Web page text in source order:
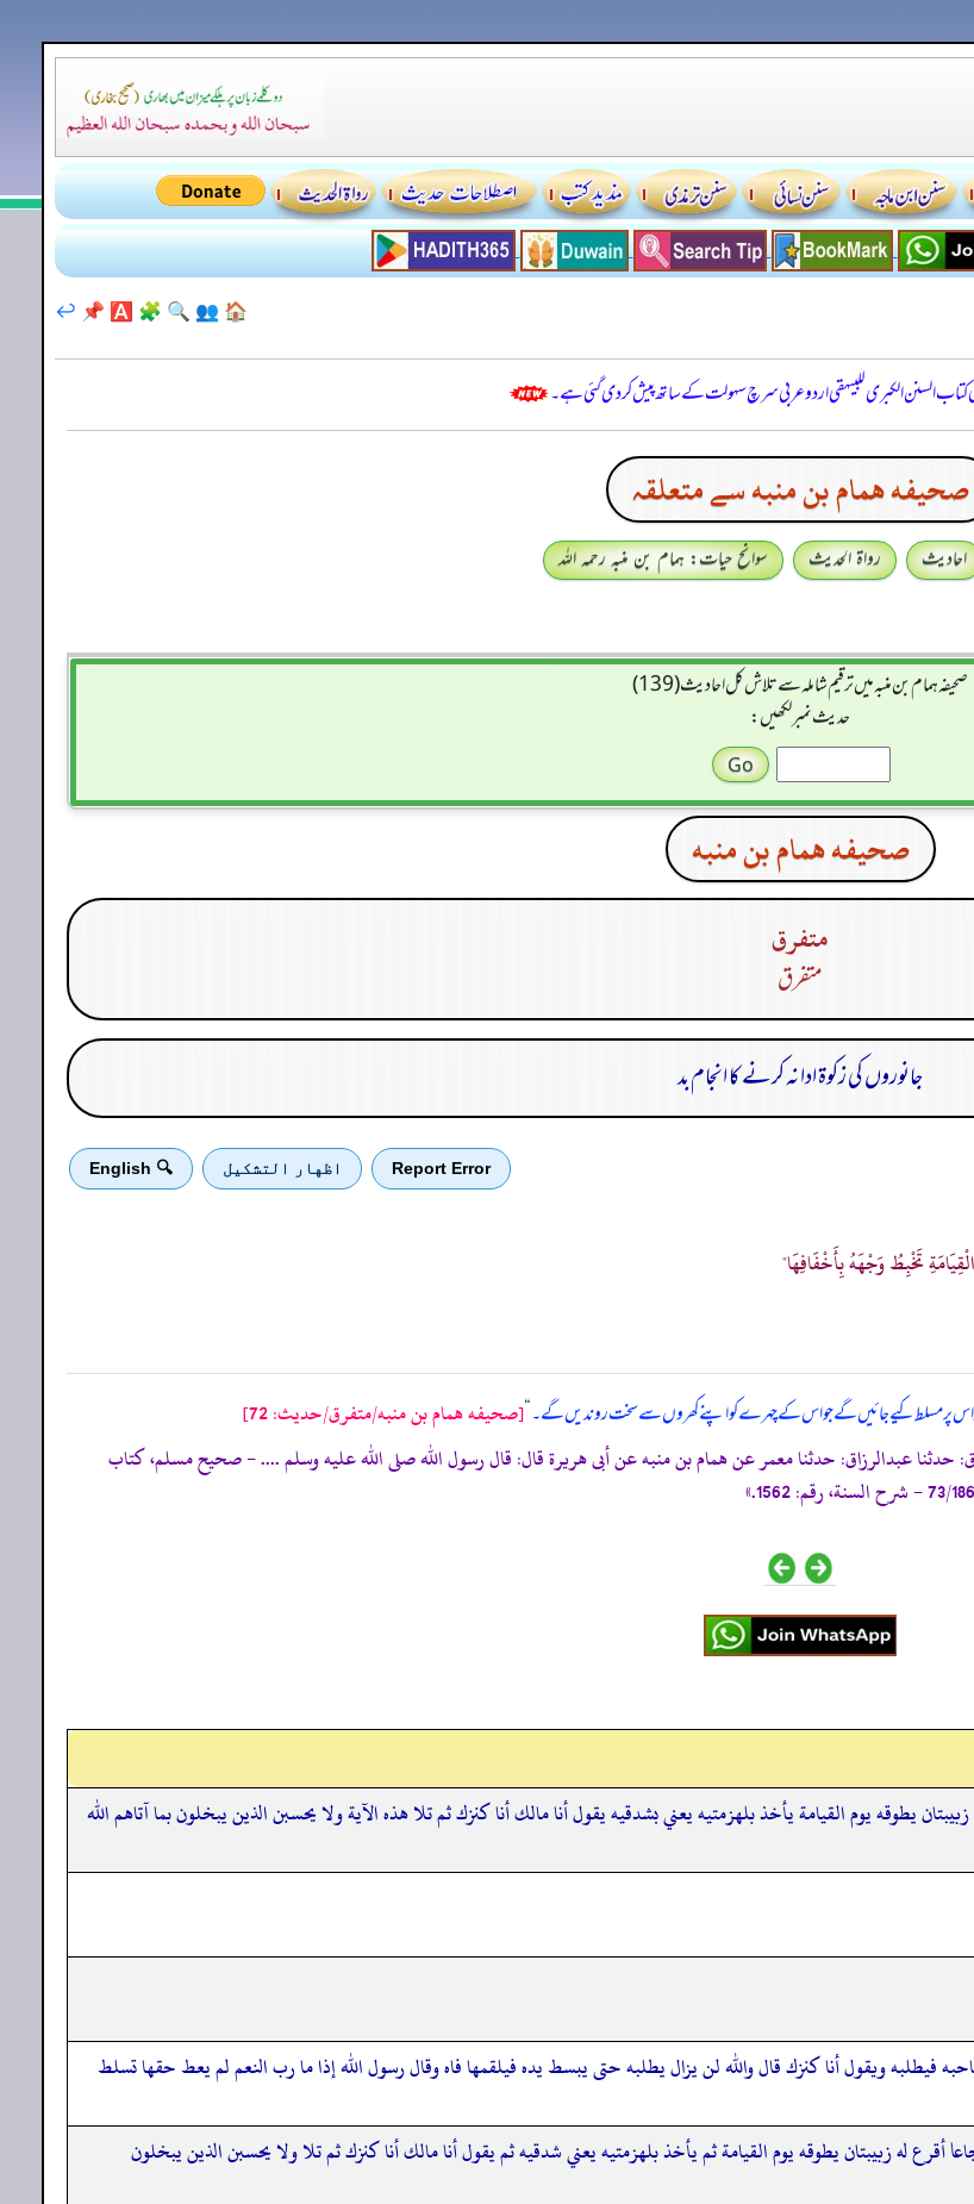
🏠
👥
🔍
🧩
🅰️
📌
↩️
کتاب السنن الكبرى للبيهقي اردو عربی سرچ سہولت کے ساتھ پیش کر دی گئی ہے۔
صحيفه همام بن منبه سے متعلقہ
احادیث رواۃ الحدیث
سوانح حیات: ہمام بن منبہ رحمہ اللہ
صحیفہ ہمام بن منبہ میں ترقیم شاملہ سے تلاش کل احادیث (139)
حدیث نمبر لکھیں:
صحيفه همام بن منبه
متفرق
متفرق
جانوروں کی زکوۃ ادا نہ کرنے کا انجام بد
Report Error اظهار التشكيل 🔍 English
تَخْبِطُ وَجْهَهُ بِأَخْفَافِهَا"
اس پر مسلط کیے جائیں گے جو اس کے چہرے کو اپنے کھروں سے سخت روندیں گے۔“[صحيفه همام بن منبه/متفرق/حدیث: 72]
باب فى الزكوٰة، رقم: 6959، حدثني إسحاق: حدثنا عبدالرزاق: حدثنا معمر عن همام بن منبه عن أبى هريرة قال: قال رسول الله صلى الله عليه وسلم .... - صحيح مسلم، كتاب
يطوقه يوم القيامة يأخذ بلهزمتيه يعني بشدقيه يقول أنا مالك أنا كنزك ثم تلا هذه الآية ولا يحسبن الذين يبخلون بما آتاهم الله
ويقول أنا كنزك قال والله لن يزال يطلبه حتى يبسط يده فيلقمها فاه وقال رسول الله إذا ما رب النعم لم يعط حقها تسلط
أقرع له زبيبتان يطوقه يوم القيامة ثم يأخذ بلهزمتيه يعني شدقيه ثم يقول أنا مالك أنا كنزك ثم تلا ولا يحسبن الذين يبخلون